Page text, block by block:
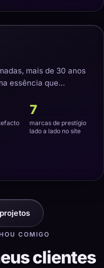
mais de 30 anos
essência que
7
marcas de prestígio
lado a lado no site
COMIGO
clientes